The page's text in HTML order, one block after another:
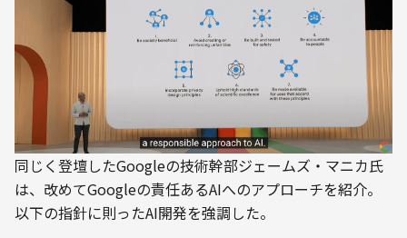
同じく登壇したGoogleの技術幹部ジェームズ・マニカ氏
は、改めてGoogleの責任あるAIへのアプローチを紹介。
以下の指針に則ったAI開発を強調した。